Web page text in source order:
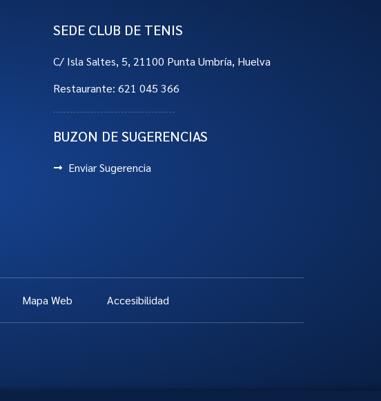
SEDE CLUB DE TENIS
C/ Isla Saltes, 5, 21100 Punta Umbría, Huelva
Restaurante: 621 045 366
BUZON DE SUGERENCIAS
Enviar Sugerencia
Mapa Web Accesibilidad